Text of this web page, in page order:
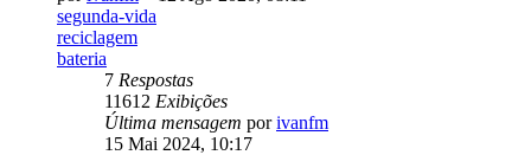
segunda-vida
reciclagem
bateria
7 Respostas
11612 Exibições
Última mensagem porivanfm
15 Mai 2024, 10:17